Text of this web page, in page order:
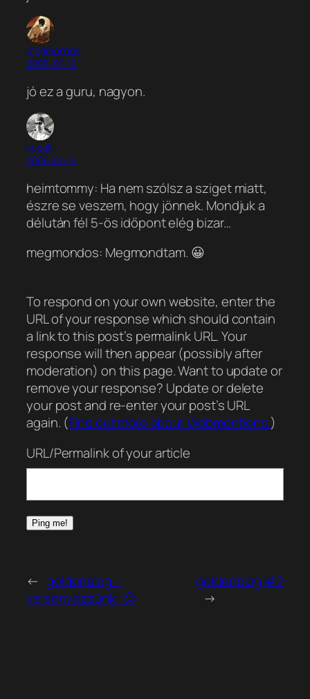
megmondos
2006-07-12
jó ez a guru, nagyon.
kobak
2006-07-13
heimtommy: Ha nem szólsz a sziget miatt,
észre se veszem, hogy jönnek. Mondjuk a
délután fél 5-ös időpont elég bizar…
megmondos: Megmondtam. 😀
To respond on your own website, enter the
URL of your response which should contain
a link to this post’s permalink URL. Your
response will then appear (possibly after
moderation) on this page. Want to update or
remove your response? Update or delete
your post and re-enter your post’s URL
again. (Find out more about Webmentions.)
URL/Permalink of your article
← goldenblog –
versenyezzünk! 🙂
goldenblog #2
→